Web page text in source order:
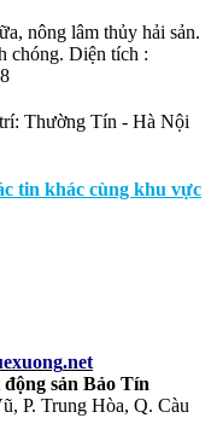
nông lâm thủy hải sản.
chóng. Diện tích :
Thường Tín - Hà Nội
tin khác cùng khu vực
.net
sản Bảo Tín
P. Trung Hòa, Q. Càu